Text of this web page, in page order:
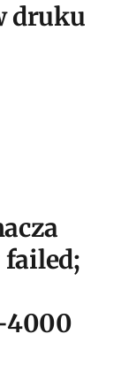
druku
failed;
4000